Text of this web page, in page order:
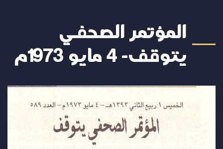
المؤتمر الصحفي
يتوقف- 4 مايو 1973م